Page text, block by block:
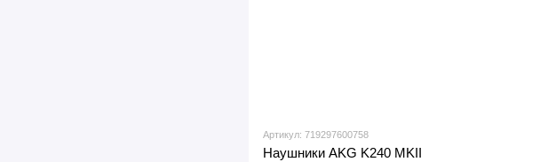
Артикул: 719297600758
Наушники AKG K240 MKII